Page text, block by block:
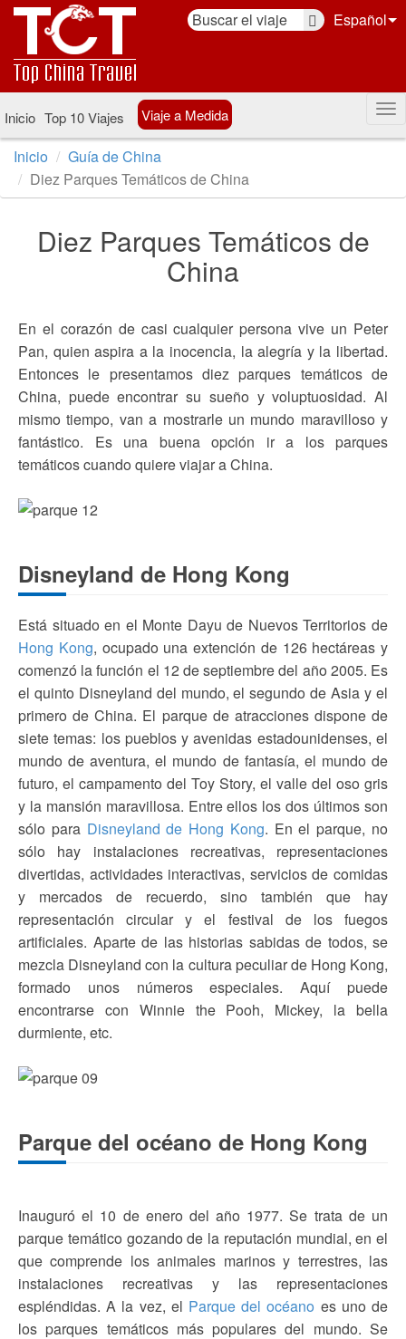
Español
Inicio Top 10 Viajes Viaje a Medida
Inicio
Guía de China
Diez Parques Temáticos de China
Diez Parques Temáticos de
China
En el corazón de casi cualquier persona vive un Peter
Pan, quien aspira a la inocencia, la alegría y la libertad.
Entonces le presentamos diez parques temáticos de
China, puede encontrar su sueño y voluptuosidad. Al
mismo tiempo, van a mostrarle un mundo maravilloso y
fantástico. Es una buena opción ir a los parques
temáticos cuando quiere viajar a China.
Disneyland de Hong Kong
Está situado en el Monte Dayu de Nuevos Territorios de
Hong Kong, ocupado una extención de 126 hectáreas y
comenzó la función el 12 de septiembre del año 2005. Es
el quinto Disneyland del mundo, el segundo de Asia y el
primero de China. El parque de atracciones dispone de
siete temas: los pueblos y avenidas estadounidenses, el
mundo de aventura, el mundo de fantasía, el mundo de
futuro, el campamento del Toy Story, el valle del oso gris
y la mansión maravillosa. Entre ellos los dos últimos son
sólo para Disneyland de Hong Kong. En el parque, no
sólo hay instalaciones recreativas, representaciones
divertidas, actividades interactivas, servicios de comidas
y mercados de recuerdo, sino también que hay
representación circular y el festival de los fuegos
artificiales. Aparte de las historias sabidas de todos, se
mezcla Disneyland con la cultura peculiar de Hong Kong,
formado unos números especiales. Aquí puede
encontrarse con Winnie the Pooh, Mickey, la bella
durmiente, etc.
Parque del océano de Hong Kong
Inauguró el 10 de enero del año 1977. Se trata de un
parque temático gozando de la reputación mundial, en el
que comprende los animales marinos y terrestres, las
instalaciones recreativas y las representaciones
espléndidas. A la vez, el Parque del océano es uno de
los parques temáticos más populares del mundo. Se